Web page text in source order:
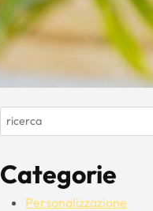
Cerca
Categorie
Personalizzazione